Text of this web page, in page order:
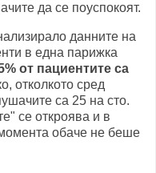
да се поуспокоят.
данните на
в една парижка
от пациентите са
отколкото сред
са 25 на сто.
се откроява и в
обаче не беше